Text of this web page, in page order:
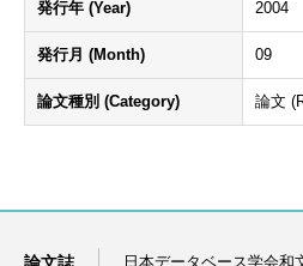
発行年 (Year) 2004
発行月 (Month) 09
論文種別 (Category) 論文
日本データベース学会和